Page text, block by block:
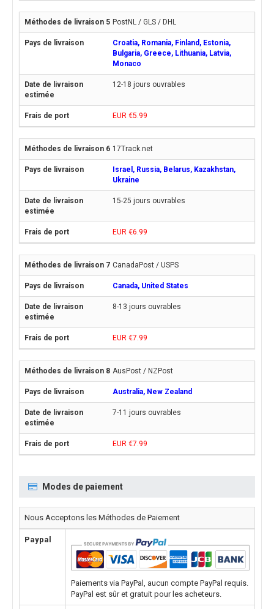
PostNL / GLS / DHL
Croatia, Romania, Finland, Estonia,
Bulgaria, Greece, Lithuania, Latvia,
Monaco
12-18 jours ouvrables
EUR €5.99
17Track.net
Israel, Russia, Belarus, Kazakhstan,
Ukraine
15-25 jours ouvrables
EUR €6.99
CanadaPost / USPS
Canada, United States
8-13 jours ouvrables
EUR €7.99
AusPost / NZPost
Australia, New Zealand
7-11 jours ouvrables
EUR €7.99
Modes de paiement
Nous Acceptons les Méthodes de Paiement
Paypal
Paiements via PayPal, aucun compte PayPal requis.
PayPal est sûr et gratuit pour les acheteurs.